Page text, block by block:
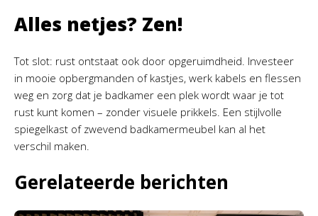
Alles netjes? Zen!
Tot slot: rust ontstaat ook door opgeruimdheid. Investeer
in mooie opbergmanden of kastjes, werk kabels en flessen
weg en zorg dat je badkamer een plek wordt waar je tot
rust kunt komen – zonder visuele prikkels. Een stijlvolle
spiegelkast of zwevend badkamermeubel kan al het
verschil maken.
Gerelateerde berichten